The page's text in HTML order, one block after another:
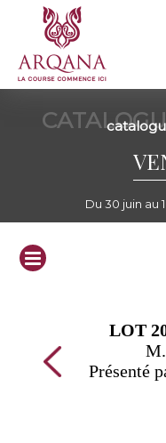
Du 30 juin au
LOT
Présenté